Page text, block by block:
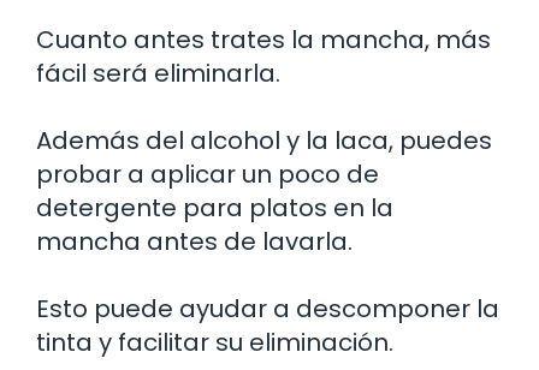
Cuanto antes trates la mancha, más
fácil será eliminarla.
Además del alcohol y la laca, puedes
probar a aplicar un poco de
detergente para platos en la
mancha antes de lavarla.
Esto puede ayudar a descomponer la
tinta y facilitar su eliminación.